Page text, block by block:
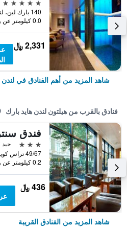
0.0 كيلومتر عن وسط المدينة
2,331 ﷼
شاهد المزيد من أهم الفنادق في لندن
فنادق بالقرب من هيلتون لندن هايد بارك
3 نجوم
جيد 7.2
0.2 كيلومتر عن وسط المدينة
436 ﷼
شاهد المزيد من الفنادق القريبة